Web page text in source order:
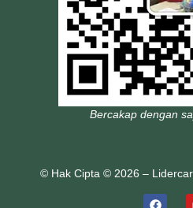
Bercakap dengan
© Hak Cipta © 2026 –